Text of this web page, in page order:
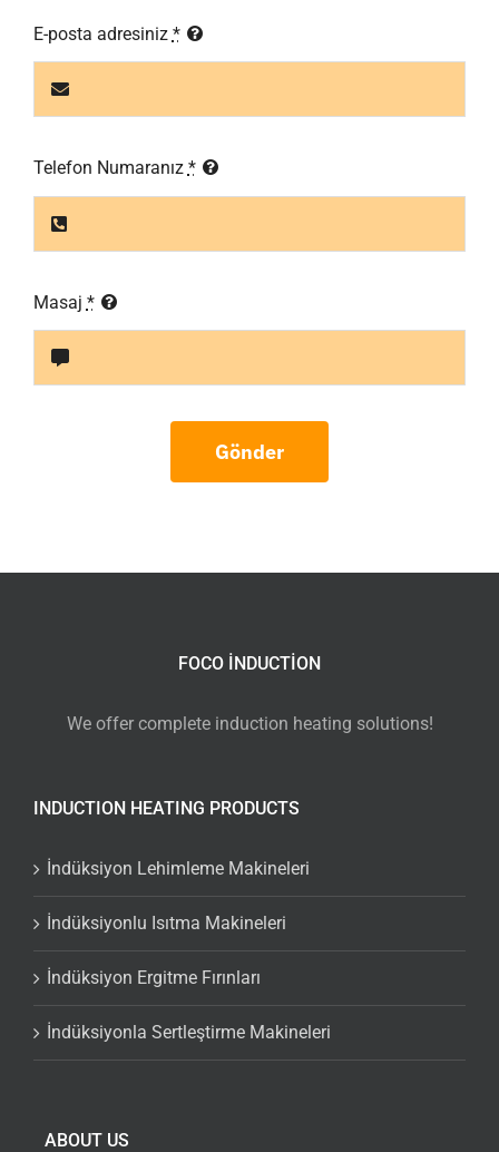
E-posta adresiniz *
Telefon Numaranız *
Masaj *
Gönder
FOCO INDUCTION
We offer complete induction heating solutions!
INDUCTION HEATING PRODUCTS
İndüksiyon Lehimleme Makineleri
İndüksiyonlu Isıtma Makineleri
İndüksiyon Ergitme Fırınları
İndüksiyonla Sertleştirme Makineleri
ABOUT US